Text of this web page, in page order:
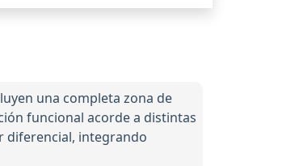
una completa zona de
funcional acorde a distintas
diferencial, integrando